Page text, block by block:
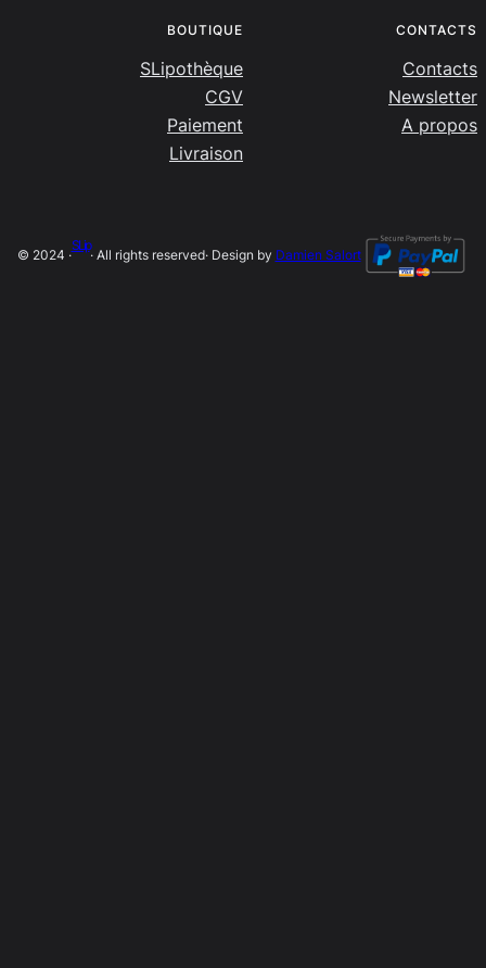
BOUTIQUE
SLipothèque
CGV
Paiement
Livraison
CONTACTS
Contacts
Newsletter
A propos
© 2024 ·
SLip
· All rights reserved· Design by Damien Salort